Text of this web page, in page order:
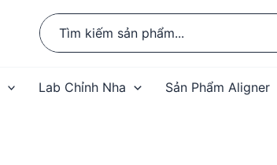
Search
for:
Lab Chỉnh Nha Sản Phẩm Aligner